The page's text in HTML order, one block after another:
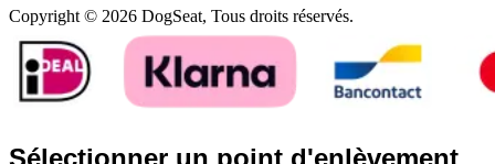
Copyright © 2026 DogSeat, Tous droits réservés.
Sélectionner un point d'enlèvement